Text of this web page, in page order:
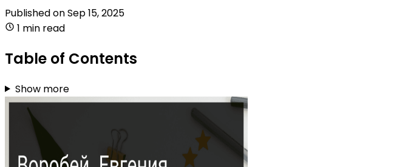
Published onSep 15, 2025
1 min read
Table of Contents
Show more